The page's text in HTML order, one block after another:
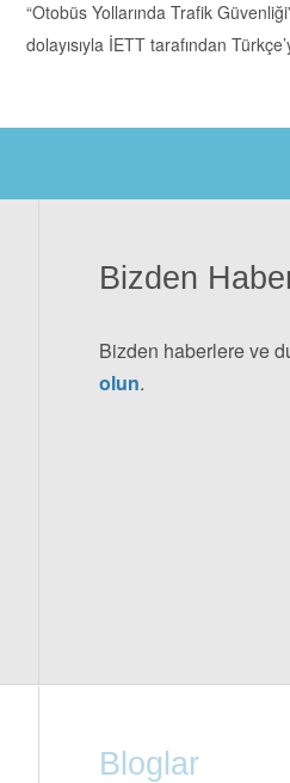
“Otobüs Yollarında Trafik
dolayısıyla İETT tarafından
Bizden
Bizden haberlere ve
olun.
Bloglar